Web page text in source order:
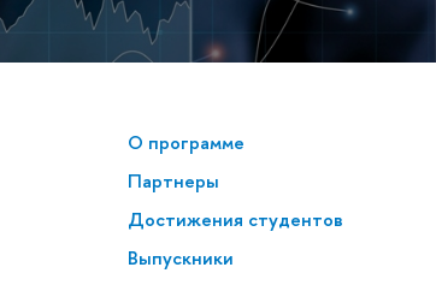
О программе
Партнеры
Достижения студентов
Выпускники